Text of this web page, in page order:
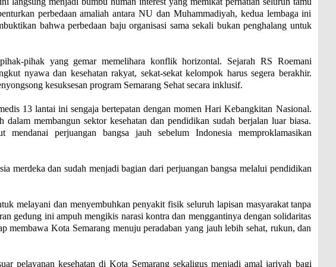
perbedaan amaliah antara NU dan Muhammadiyah, kedua lembaga ini
bahwa perbedaan baju organisasi sama sekali bukan penghalang untuk
pihak yang gemar memelihara konflik horizontal. Sejarah RS Roemani
nyawa dan kesehatan rakyat, sekat-sekat kelompok harus segera berakhir.
kesuksesan program Semarang Sehat secara inklusif.
13 lantai ini sengaja bertepatan dengan momen Hari Kebangkitan Nasional.
membangun sektor kesehatan dan pendidikan sudah berjalan luar biasa.
perjuangan bangsa jauh sebelum Indonesia memproklamasikan
merdeka dan sudah menjadi bagian dari perjuangan bangsa melalui pendidikan
melayani dan menyembuhkan penyakit fisik seluruh lapisan masyarakat tanpa
gedung ini ampuh mengikis narasi kontra dan menggantinya dengan solidaritas
membawa Kota Semarang menuju peradaban yang jauh lebih sehat, rukun, dan
pelayanan kesehatan di Kota Semarang sekaligus menjadi amal jariyah bagi